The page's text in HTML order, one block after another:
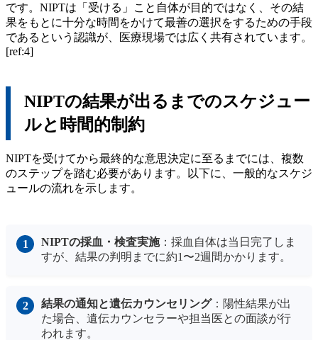
です。NIPTは「受ける」こと自体が目的ではなく、その結
果をもとに十分な時間をかけて最善の選択をするための手段
であるという認識が、医療現場では広く共有されています。
[ref:4]
NIPTの結果が出るまでのスケジュー
ルと時間的制約
NIPTを受けてから最終的な意思決定に至るまでには、複数
のステップを踏む必要があります。以下に、一般的なスケジ
ュールの流れを示します。
NIPTの採血・検査実施：採血自体は当日完了しま
すが、結果の判明までに約1〜2週間かかります。
結果の通知と遺伝カウンセリング：陽性結果が出
た場合、遺伝カウンセラーや担当医との面談が行
われます。